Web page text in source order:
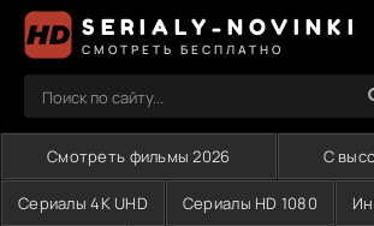
SERIALY-NOVINKI
СМОТРЕТЬ БЕСПЛАТНО
Смотреть фильмы 2026 С
Сериалы 4K UHD Сериалы HD 1080